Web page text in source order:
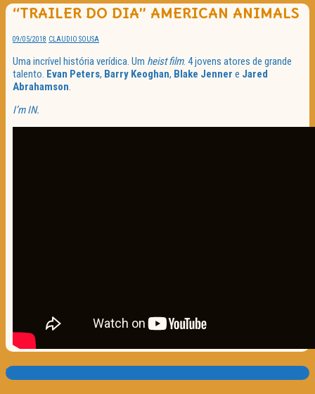
“TRAILER DO DIA” AMERICAN ANIMALS
09/05/2018 CLAUDIO SOUSA
Uma incrível história verídica. Um heist film. 4 jovens atores de grande
talento. Evan Peters, Barry Keoghan, Blake Jenner e Jared
Abrahamson.
I’m IN.
Translate: